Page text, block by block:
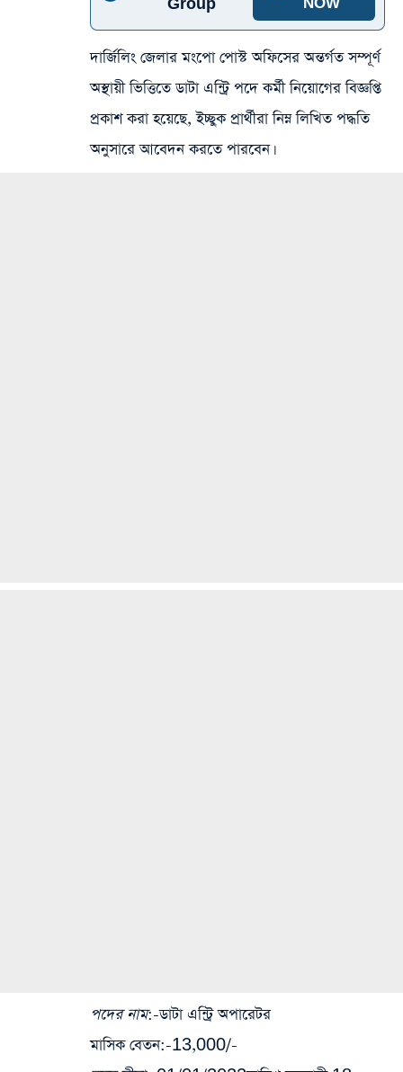
Group
দার্জিলিং জেলার মংপো পোস্ট অফিসের অন্তর্গত সম্পূর্ণ
অস্থায়ী ভিত্তিতে ডাটা এন্ট্রি পদে কর্মী নিয়োগের বিজ্ঞপ্তি
প্রকাশ করা হয়েছে, ইচ্ছুক প্রার্থীরা নিম্ন লিখিত পদ্ধতি
অনুসারে আবেদন করতে পারবেন।
পদের নাম:-ডাটা এন্ট্রি অপারেটর
মাসিক বেতন:-13,000/-